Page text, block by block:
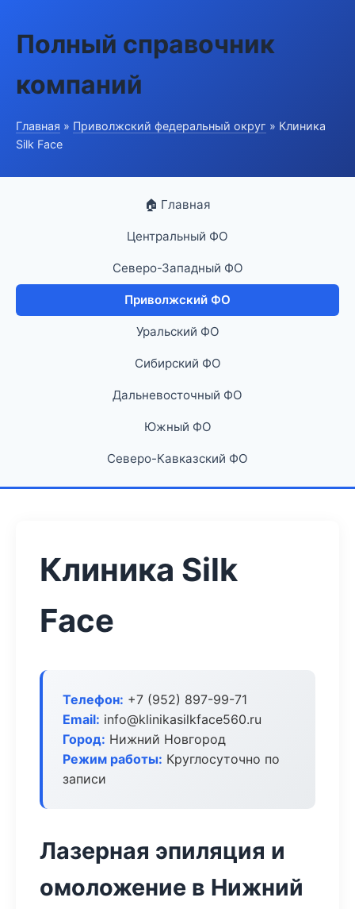
Полный справочник
компаний
Главная » Приволжский федеральный округ » Клиника
Silk Face
🏠 Главная
Центральный ФО
Северо-Западный ФО
Приволжский ФО
Уральский ФО
Сибирский ФО
Дальневосточный ФО
Южный ФО
Северо-Кавказский ФО
Клиника Silk
Face
Телефон: +7 (952) 897-99-71
Email: info@klinikasilkface560.ru
Город: Нижний Новгород
Режим работы: Круглосуточно по
записи
Лазерная эпиляция и
омоложение в Нижний